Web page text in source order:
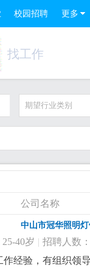
校园招聘 更多
找工作
期望行业类别
公司名称
中山市冠华照明
40岁 | 招聘人数
经验，有组织领